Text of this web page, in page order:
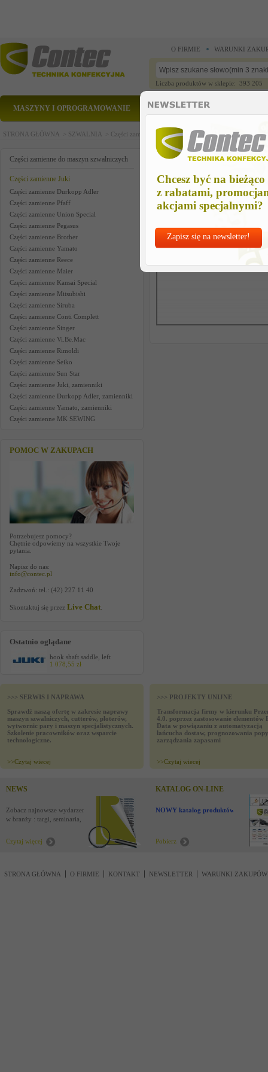
Chcesz być na bieżąco
z rabatami,
akcjami specjalnymi?
Zapisz się na newsletter!
O FIRMIE WARUNKI
Liczba produktów w sklepie: 393 205
MASZYNY I OPROGRAMOWANIE CZĘŚCI ZAMIENNE
STRONA GŁÓWNA > SZWALNIA > Części zamienne do maszyn szwalniczych >Części
Części zamienne do maszyn szwalniczych
Części zamienne Juki
Części zamienne Durkopp Adler
Części zamienne Pfaff
Części zamienne Union Special
Części zamienne Pegasus
Części zamienne Brother
Części zamienne Yamato
Części zamienne Reece
Części zamienne Maier
Części zamienne Kansai Special
Części zamienne Mitsubishi
Części zamienne Siruba
Części zamienne Conti Complett
Części zamienne Singer
Części zamienne Vi.Be.Mac
Części zamienne Rimoldi
Części zamienne Seiko
Części zamienne Sun Star
Części zamienne Juki, zamienniki
Części zamienne Durkopp Adler, zamienniki
Części zamienne Yamato, zamienniki
Części zamienne MK SEWING
POMOC W ZAKUPACH
Potrzebujesz pomocy?
Chętnie odpowiemy na wszystkie Twoje
pytania.
Napisz do nas:
info@contec.pl
Zadzwoń: tel.: (42) 227 11 40
Skontaktuj się przez Live Chat
Ostatnio oglądane
hook shaft saddle, left
1 078,55 zł
hook shaft saddle, left
>>> SERWIS I NAPRAWA
Sprawdź naszą ofertę w zakresie naprawy
maszyn szwalniczych, cutterów, ploterów,
wytwornic pary i maszyn specjalistycznych.
Szkolenie pracowników oraz wsparcie
technologiczne.
>>Czytaj wiecej
>>> PROJEKTY UNIJNE
Transformacja firmy w kierunku
4.0. poprzez zastosowanie elementów
Data w powiązaniu z automatyzacją
łańcucha dostaw, prognozowania
zarządzania zapasami
>>Czytaj wiecej
NEWS
Zobacz najnowsze wydarzenia
w branży : targi, seminaria,
Czytaj więcej
KATALOG ON-LINE
NOWY katalog produktów !
Pobierz
STRONA GŁÓWNA O FIRMIE KONTAKT NEWSLETTER WARUNKI ZAKUPÓW